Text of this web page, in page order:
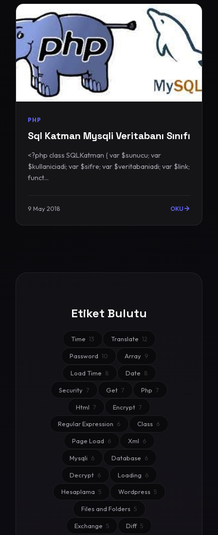
PHP
Sql Katman Mysqli Veritabanı Sınıfı
<?php class SQLKatman { var $sunucu; var
$kullaniciadi; var $sifre; var $veritabaniadi; var $link;
funct...
9 May 2018 OKU
Etiket Bulutu
Time 13 Translate 12
Password 10 Array 9
Load Time 8 Date 8
Security 7 Get 7 Php 7
Html 7 Encrypt 7
Regular Expression 6 Class 6
Page Load 6 Xml 6
Mysqli 6 Database 6
Decrypt 6 Loading 6
Hesaplama 5 Wordpress 5
Files and Folders 5
Exchange 5 Diff 5